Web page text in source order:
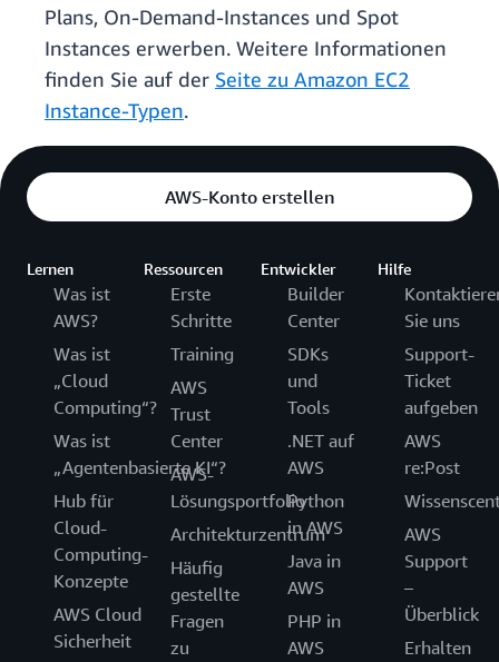
Plans, On-Demand-Instances und Spot
Instances erwerben. Weitere Informationen
finden Sie auf der Seite zu Amazon EC2
Instance-Typen.
AWS-Konto erstellen
Lernen
Was ist
AWS?
Was ist
„Cloud
Computing“?
Was ist
„Agentenbasierte KI“?
Hub für
Cloud-
Computing-
Konzepte
AWS Cloud
Sicherheit
Ressourcen
Erste
Schritte
Training
AWS
Trust
Center
AWS-
Lösungsportfolio
Architekturzentrum
Häufig
gestellte
Fragen
zu
Entwickler
Builder
Center
SDKs
und
Tools
.NET auf
AWS
Python
in AWS
Java in
AWS
PHP in
AWS
Hilfe
Sie uns
Support-
Ticket
aufgeben
AWS
re:Post
AWS
Support
–
Überblick
Erhalten